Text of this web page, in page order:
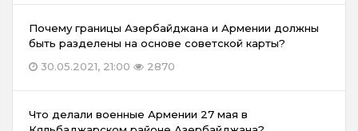
Почему границы Азербайджана и Армении должны
быть разделены на основе советской карты?
30.05.2021, 21:00
2870
Что делали военные Армении 27 мая в